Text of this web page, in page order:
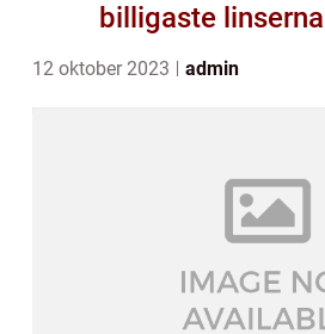
billigaste
12 oktober 2023 admin